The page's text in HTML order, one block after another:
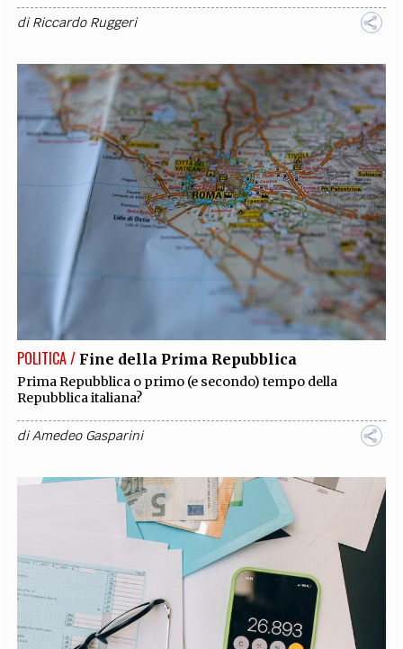
diRiccardo Ruggeri
POLITICA / Fine della Prima Repubblica
Prima Repubblica o primo (e secondo) tempo della
Repubblica italiana?
diAmedeo Gasparini